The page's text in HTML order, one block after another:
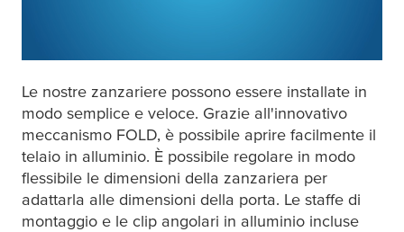
Le nostre zanzariere possono essere installate in
modo semplice e veloce. Grazie all'innovativo
meccanismo FOLD, è possibile aprire facilmente il
telaio in alluminio. È possibile regolare in modo
flessibile le dimensioni della zanzariera per
adattarla alle dimensioni della porta. Le staffe di
montaggio e le clip angolari in alluminio incluse